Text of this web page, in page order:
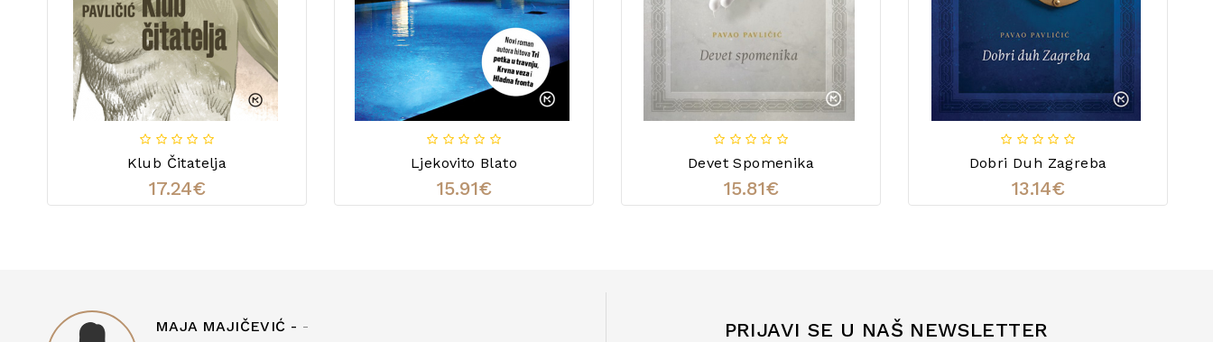
Klub Čitatelja
17.24€
Ljekovito Blato
15.91€
Devet Spomenika
15.81€
Dobri Duh Zagreba
13.14€
MAJA MAJIČEVIĆ - - PRIJAVI SE U NAŠ NEWSLETTER